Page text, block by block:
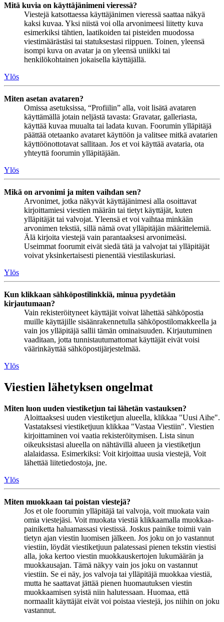
Mitä kuvia on käyttäjänimeni vieressä?
Viestejä katsottaessa käyttäjänimen vieressä saattaa näkyä
kaksi kuvaa. Yksi niistä voi olla arvonimeesi liitetty kuva
esimerkiksi tähtien, laatikoiden tai pisteiden muodossa
viestimäärästäsi tai statuksestasi riippuen. Toinen, yleensä
isompi kuva on avatar ja on yleensä uniikki tai
henkilökohtainen jokaisella käyttäjällä.
Ylös
Miten asetan avataren?
Omissa asetuksissa, “Profiilin” alla, voit lisätä avataren
käyttämällä jotain neljästä tavasta: Gravatar, galleriasta,
käyttää kuvaa muualta tai ladata kuvan. Foorumin ylläpitäjä
päättää otetaanko avataret käyttöön ja valitsee mitkä avatarien
käyttöönottotavat sallitaan. Jos et voi käyttää avataria, ota
yhteyttä foorumin ylläpitäjään.
Ylös
Mikä on arvonimi ja miten vaihdan sen?
Arvonimet, jotka näkyvät käyttäjänimesi alla osoittavat
kirjoittamiesi viestien määrän tai tietyt käyttäjät, kuten
ylläpitäjät tai valvojat. Yleensä et voi vaihtaa minkään
arvonimen tekstiä, sillä nämä ovat ylläpitäjän määrittelemiä.
Älä kirjoita viestejä vain parantaaksesi arvonimeäsi.
Useimmat foorumit eivät siedä tätä ja valvojat tai ylläpitäjät
voivat yksinkertaisesti pienentää viestilaskuriasi.
Ylös
Kun klikkaan sähköpostilinkkiä, minua pyydetään
kirjautumaan?
Vain rekisteröityneet käyttäjät voivat lähettää sähköpostia
muille käyttäjille sisäänrakennetulla sähköpostilomakkeella ja
vain jos ylläpitäjä sallii tämän ominaisuuden. Kirjautuminen
vaaditaan, jotta tunnistautumattomat käyttäjät eivät voisi
väärinkäyttää sähköpostijärjestelmää.
Ylös
Viestien lähetyksen ongelmat
Miten luon uuden viestiketjun tai lähetän vastauksen?
Aloittaaksesi uuden viestiketjun alueella, klikkaa "Uusi Aihe".
Vastataksesi viestiketjuun klikkaa "Vastaa Viestiin". Viestien
kirjoittaminen voi vaatia rekisteröitymisen. Lista sinun
oikeuksistasi alueella on nähtävillä alueen ja viestiketjun
alalaidassa. Esimerkiksi: Voit kirjoittaa uusia viestejä, Voit
lähettää liitetiedostoja, jne.
Ylös
Miten muokkaan tai poistan viestejä?
Jos et ole foorumin ylläpitäjä tai valvoja, voit muokata vain
omia viestejäsi. Voit muokata viestiä klikkaamalla muokkaa-
painiketta haluamassasi viestissä. Joskus painike toimii vain
tietyn ajan viestin luomisen jälkeen. Jos joku on jo vastannut
viestiin, löydät viestiketjuun palatessasi pienen tekstin viestisi
alla, joka kertoo viestin muokkauskertojen lukumäärän ja
muokkausajan. Tämä näkyy vain jos joku on vastannut
viestiin. Se ei näy, jos valvoja tai ylläpitäjä muokkaa viestiä,
mutta he saattavat jättää pienen huomautuksen viestin
muokkaamisen syistä niin halutessaan. Huomaa, että
normaalit käyttäjät eivät voi poistaa viestejä, jos niihin on joku
vastannut.